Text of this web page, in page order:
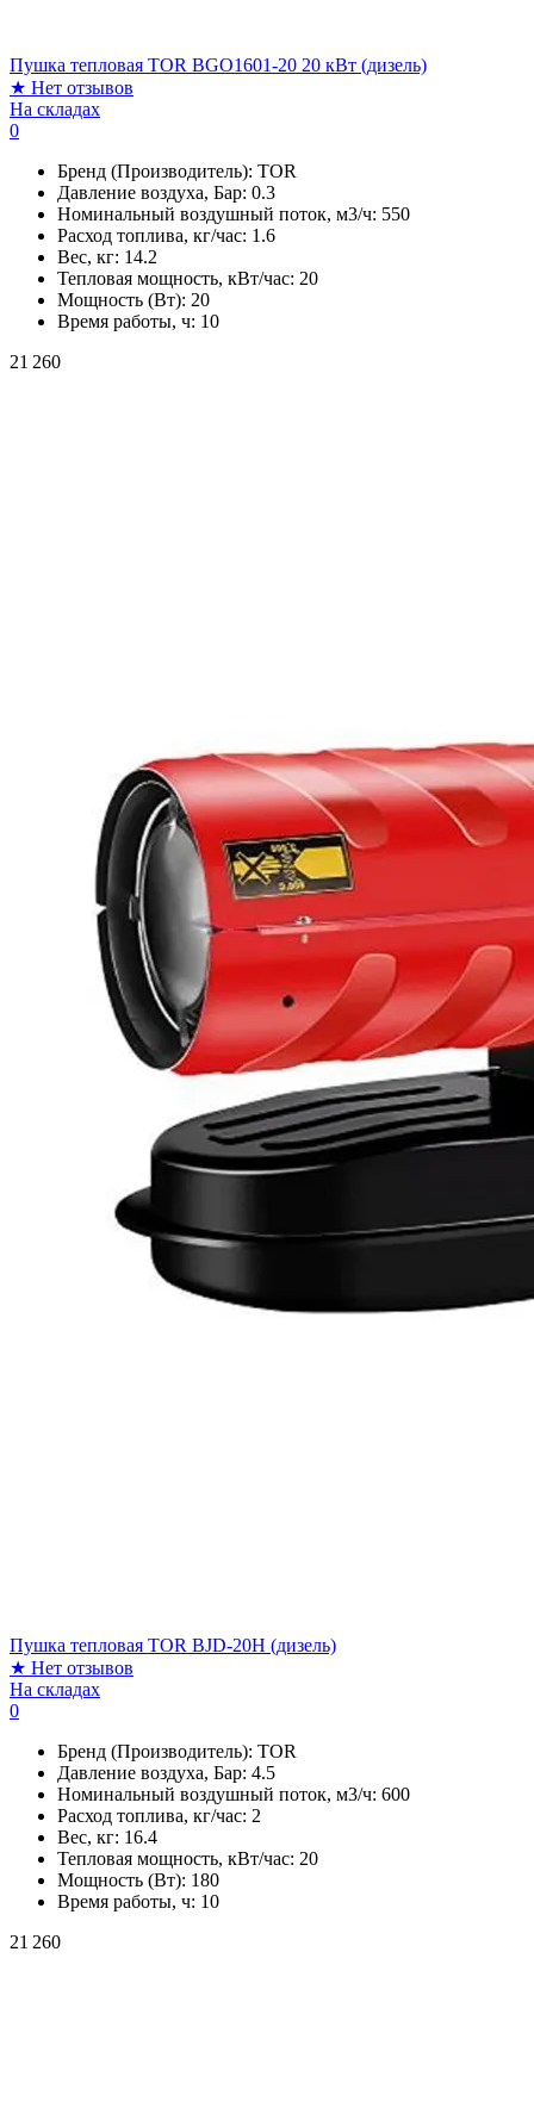
Пушка тепловая TOR BGO1601-20 20 кВт (дизель)
★ Нет отзывов
На складах
0
Бренд (Производитель): TOR
Давление воздуха, Бар: 0.3
Номинальный воздушный поток, м3/ч: 550
Расход топлива, кг/час: 1.6
Вес, кг: 14.2
Тепловая мощность, кВт/час: 20
Мощность (Вт): 20
Время работы, ч: 10
21 260
Пушка тепловая TOR BJD-20H (дизель)
★ Нет отзывов
На складах
0
Бренд (Производитель): TOR
Давление воздуха, Бар: 4.5
Номинальный воздушный поток, м3/ч: 600
Расход топлива, кг/час: 2
Вес, кг: 16.4
Тепловая мощность, кВт/час: 20
Мощность (Вт): 180
Время работы, ч: 10
21 260